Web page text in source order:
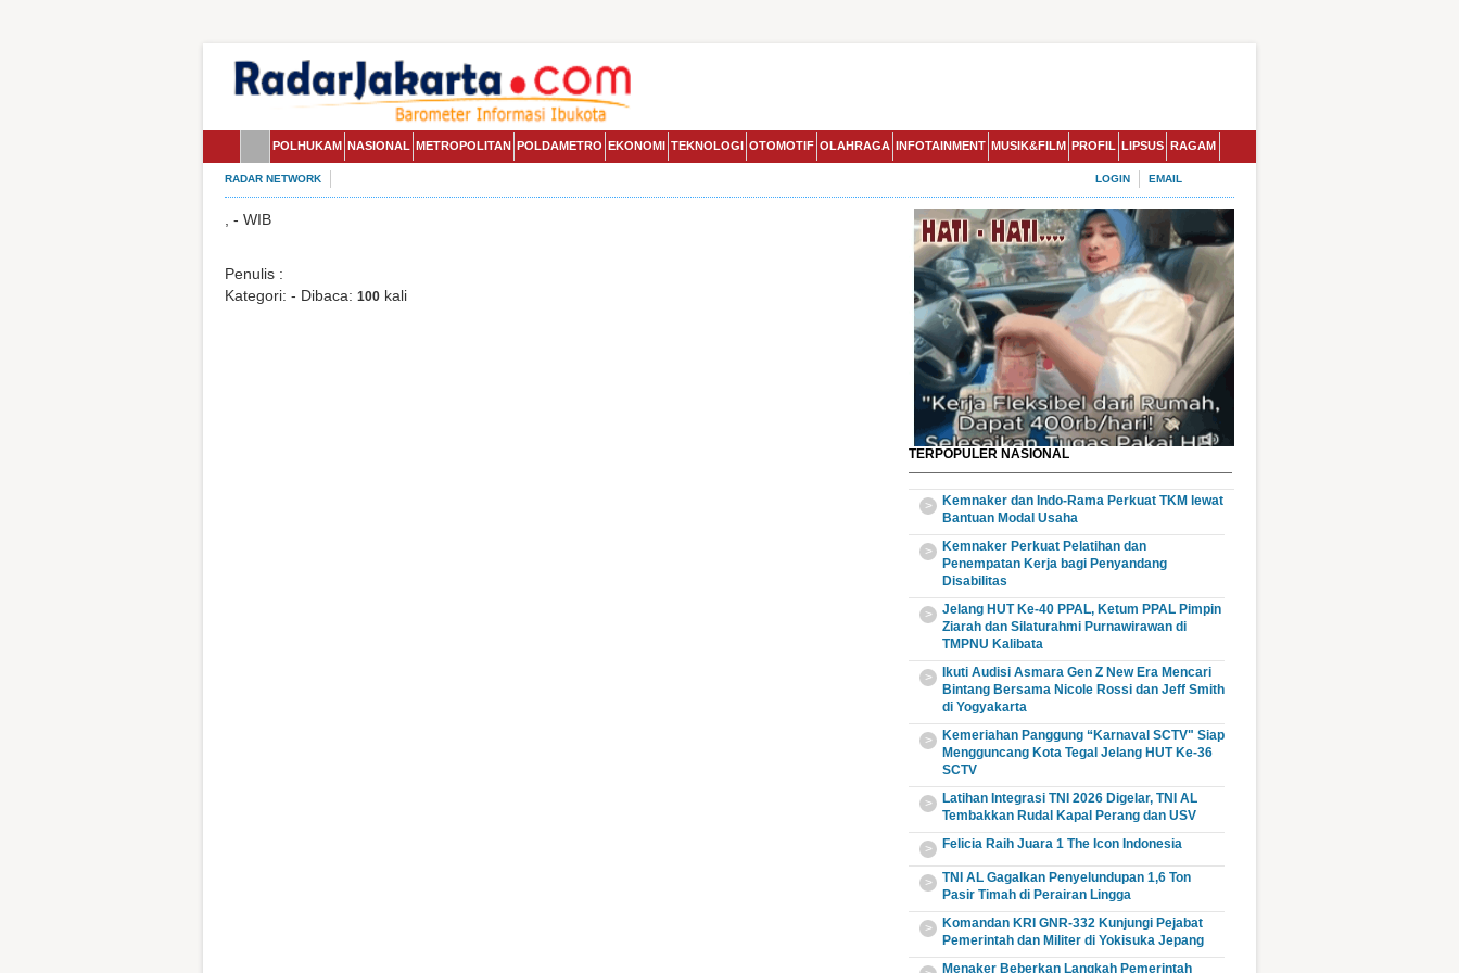
POLHUKAM NASIONAL METROPOLITAN POLDAMETRO EKONOMI TEKNOLOGI OTOMOTIF OLAHRAGA INFOTAINMENT MUSIK&FILM PROFIL LIPSUS RAGAM
RADAR NETWORK LOGIN EMAIL
, - WIB
Penulis :
Kategori: - Dibaca: 100 kali
TERPOPULER NASIONAL
>
Kemnaker dan Indo-Rama Perkuat TKM lewat
Bantuan Modal Usaha
>
Kemnaker Perkuat Pelatihan dan
Penempatan Kerja bagi Penyandang
Disabilitas
>
Jelang HUT Ke-40 PPAL, Ketum PPAL Pimpin
Ziarah dan Silaturahmi Purnawirawan di
TMPNU Kalibata
>
Ikuti Audisi Asmara Gen Z New Era Mencari
Bintang Bersama Nicole Rossi dan Jeff Smith
di Yogyakarta
>
Kemeriahan Panggung “Karnaval SCTV" Siap
Mengguncang Kota Tegal Jelang HUT Ke-36
SCTV
>
Latihan Integrasi TNI 2026 Digelar, TNI AL
Tembakkan Rudal Kapal Perang dan USV
> Felicia Raih Juara 1 The Icon Indonesia
>
TNI AL Gagalkan Penyelundupan 1,6 Ton
Pasir Timah di Perairan Lingga
>
Komandan KRI GNR-332 Kunjungi Pejabat
Pemerintah dan Militer di Yokisuka Jepang
Menaker Beberkan Langkah Pemerintah